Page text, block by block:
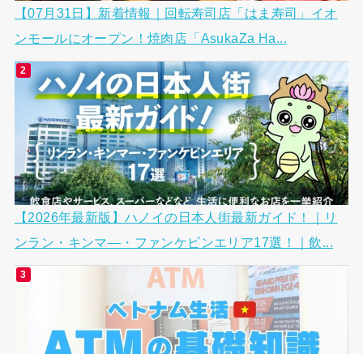
【07月31日】新着情報｜回転寿司店「はま寿司」イオ
ンモールにオープン！焼肉店「AsukaZa Ha...
【2026年最新版】ハノイの日本人街最新ガイド！｜リ
ンラン・キンマ―・ファンケビンエリア17選！｜飲...